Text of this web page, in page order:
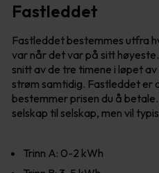
Fastleddet
Fastleddet bestemmes utfra
var når det var på sitt
snitt av de tre timene i løpet
strøm samtidig. Fastleddet er
bestemmer prisen du å
selskap til selskap, men vil
Trinn A: 0-2 kWh